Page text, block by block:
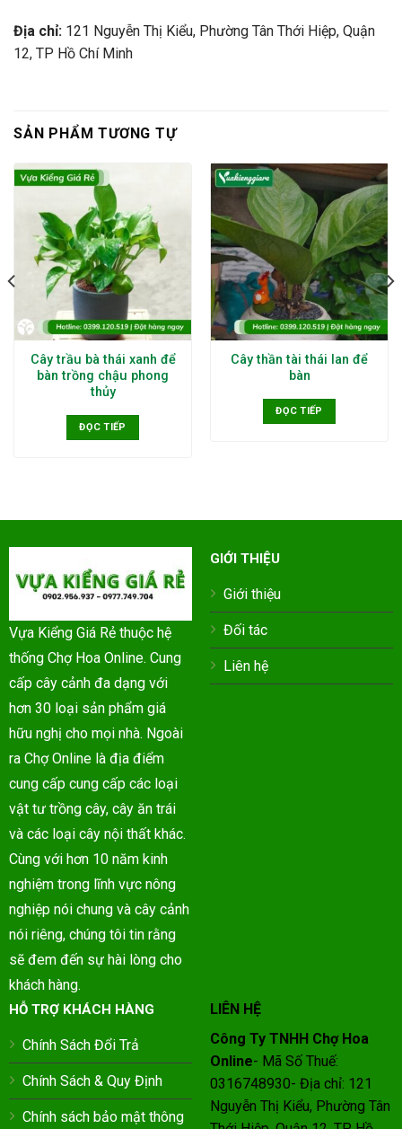
Địa chỉ: 121 Nguyễn Thị Kiểu, Phường Tân Thới Hiệp, Quận
12, TP Hồ Chí Minh
SẢN PHẨM TƯƠNG TỰ
Cây trầu bà thái xanh để
bàn trồng chậu phong
thủy
ĐỌC TIẾP
Cây thần tài thái lan để
bàn
ĐỌC TIẾP
Vựa Kiểng Giá Rẻ thuộc hệ
thống Chợ Hoa Online. Cung
cấp cây cảnh đa dạng với
hơn 30 loại sản phẩm giá
hữu nghị cho mọi nhà. Ngoài
ra Chợ Online là địa điểm
cung cấp cung cấp các loại
vật tư trồng cây, cây ăn trái
và các loại cây nội thất khác.
Cùng với hơn 10 năm kinh
nghiệm trong lĩnh vực nông
nghiệp nói chung và cây cảnh
nói riêng, chúng tôi tin rằng
sẽ đem đến sự hài lòng cho
khách hàng.
GIỚI THIỆU
Giới thiệu
Đối tác
Liên hệ
HỖ TRỢ KHÁCH HÀNG
Chính Sách Đổi Trả
Chính Sách & Quy Định
Chính sách bảo mật thông
LIÊN HỆ
Công Ty TNHH Chợ Hoa
Online- Mã Số Thuế:
0316748930- Địa chỉ: 121
Nguyễn Thị Kiểu, Phường Tân